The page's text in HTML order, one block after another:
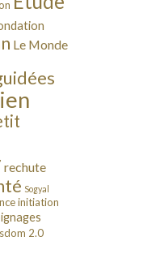
Le Monde
rechute
Sogyal
initiation
2.0